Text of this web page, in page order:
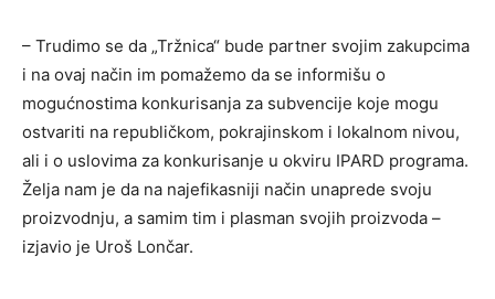
– Trudimo se da „Tržnica“ bude partner svojim zakupcima
i na ovaj način im pomažemo da se informišu o
mogućnostima konkurisanja za subvencije koje mogu
ostvariti na republičkom, pokrajinskom i lokalnom nivou,
ali i o uslovima za konkurisanje u okviru IPARD programa.
Želja nam je da na najefikasniji način unaprede svoju
proizvodnju, a samim tim i plasman svojih proizvoda –
izjavio je Uroš Lončar.